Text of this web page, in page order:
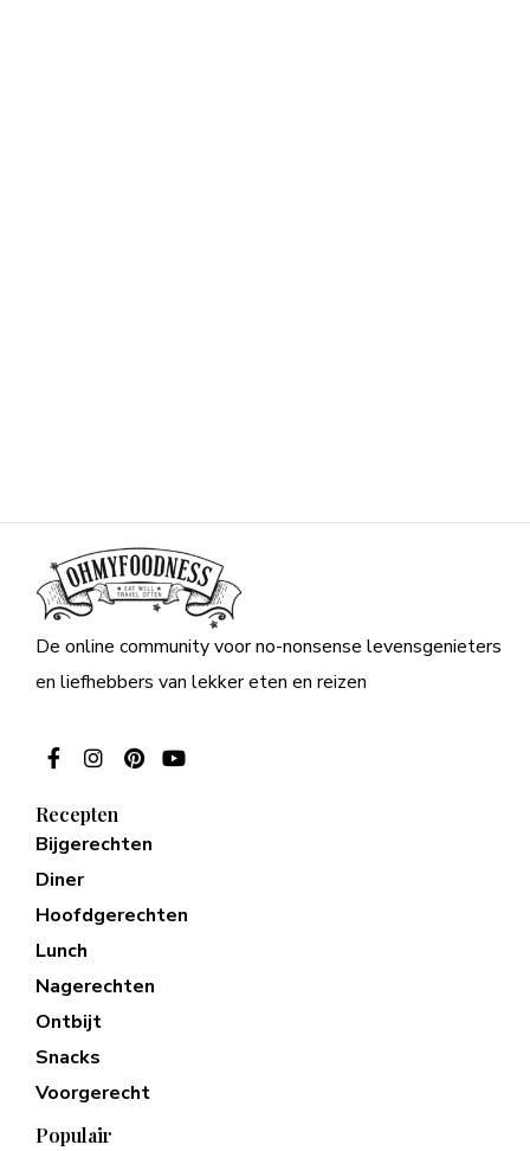
De online community voor no-nonsense levensgenieters
en liefhebbers van lekker eten en reizen
Recepten
Bijgerechten
Diner
Hoofdgerechten
Lunch
Nagerechten
Ontbijt
Snacks
Voorgerecht
Populair